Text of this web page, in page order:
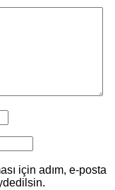
için adım, e-posta